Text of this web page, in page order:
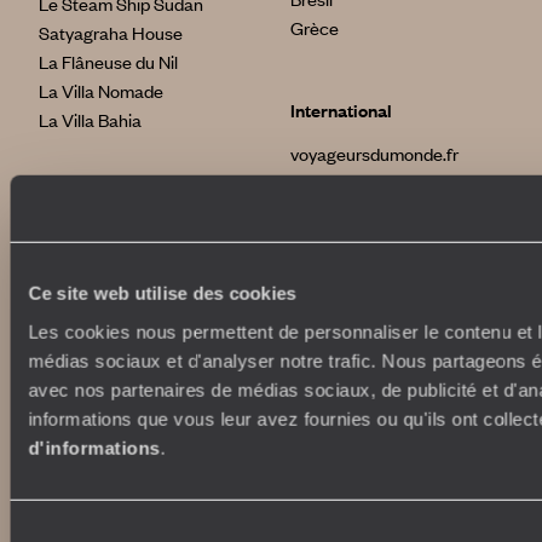
Ce site web utilise des cookies
Les cookies nous permettent de personnaliser le contenu
médias sociaux et d'analyser notre trafic. Nous partageons
avec nos partenaires de médias sociaux, de publicité et
informations que vous leur avez fournies ou qu'ils ont
d'informations.
Satyagraha House
La Flâneuse du Nil
La Villa Nomade
La Villa Bahia
Grèce
International
voyageursdumonde.fr
voyageursdumonde.be
voyageursdumonde.ca
originaltravel.co.uk
originaldiving.com
extraordinaryjourneys.com